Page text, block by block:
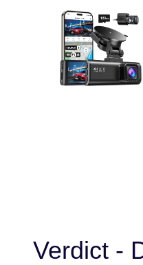
Verdict -